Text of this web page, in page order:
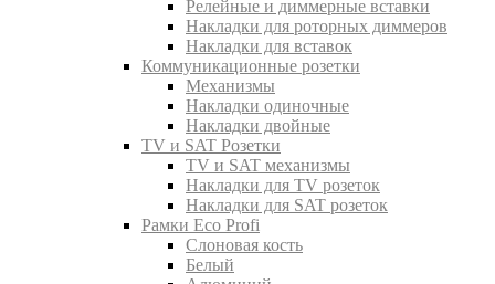
Релейные и диммерные вставки
Накладки для роторных диммеров
Накладки для вставок
Коммуникационные розетки
Механизмы
Накладки одиночные
Накладки двойные
TV и SAT Розетки
TV и SAT механизмы
Накладки для TV розеток
Накладки для SAT розеток
Рамки Eco Profi
Слоновая кость
Белый